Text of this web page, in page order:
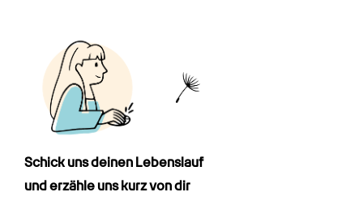
Schick uns deinen Lebenslauf
und erzähle uns kurz von dir